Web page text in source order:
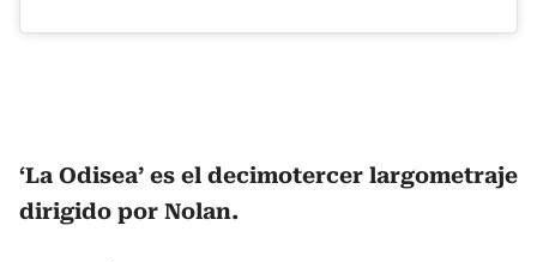
‘La Odisea’ es el decimotercer largometraje
dirigido por Nolan.